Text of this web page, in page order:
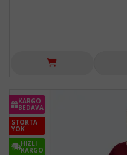
KARGO
BEDAVA
STOKTA
YOK
HIZLI
KARGO